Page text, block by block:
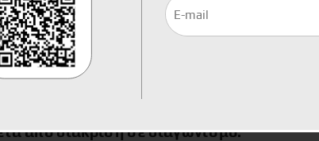
Ιατρική Σχολή του Π.Κ. για
στο Boston University της Βοστώνης
(www.uoc-bu.weebly.com)
Τμήμα Μεταπτυχιακών Σπουδών του
Ίδρυμα Ηρακλείου, κατά τη φοίτησή
από διάκριση σε διαγωνισμό.